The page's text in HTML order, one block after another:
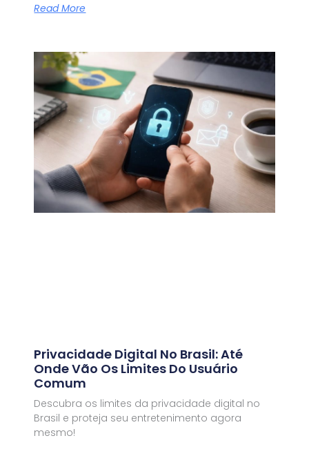
Read More
Privacidade Digital No Brasil: Até
Onde Vão Os Limites Do Usuário
Comum
Descubra os limites da privacidade digital no
Brasil e proteja seu entretenimento agora
mesmo!